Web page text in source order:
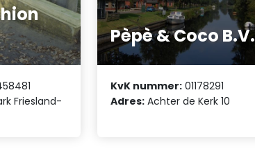
Friesland-
Pèpè & Coco B.V.
KvK nummer: 01178291
Adres: Achter de Kerk 10